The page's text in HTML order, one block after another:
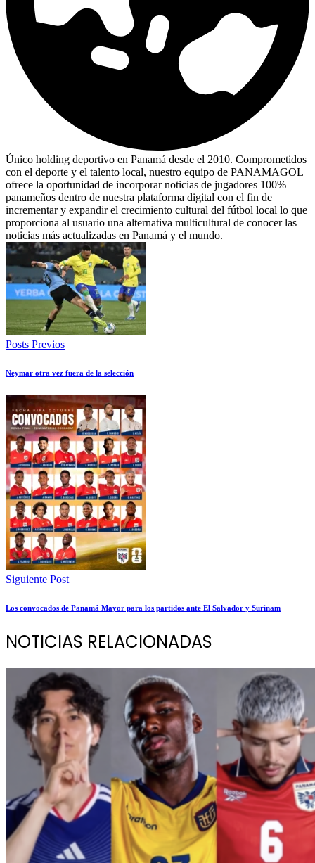
Único holding deportivo en Panamá desde el 2010. Comprometidos
con el deporte y el talento local, nuestro equipo de PANAMAGOL
ofrece la oportunidad de incorporar noticias de jugadores 100%
panameños dentro de nuestra plataforma digital con el fin de
incrementar y expandir el crecimiento cultural del fútbol local lo que
proporciona al usuario una alternativa multicultural de conocer las
noticias más actualizadas en Panamá y el mundo.
Posts Previos
Neymar otra vez fuera de la selección
Siguiente Post
Los convocados de Panamá Mayor para los partidos ante El Salvador y Surinam
NOTICIAS RELACIONADAS